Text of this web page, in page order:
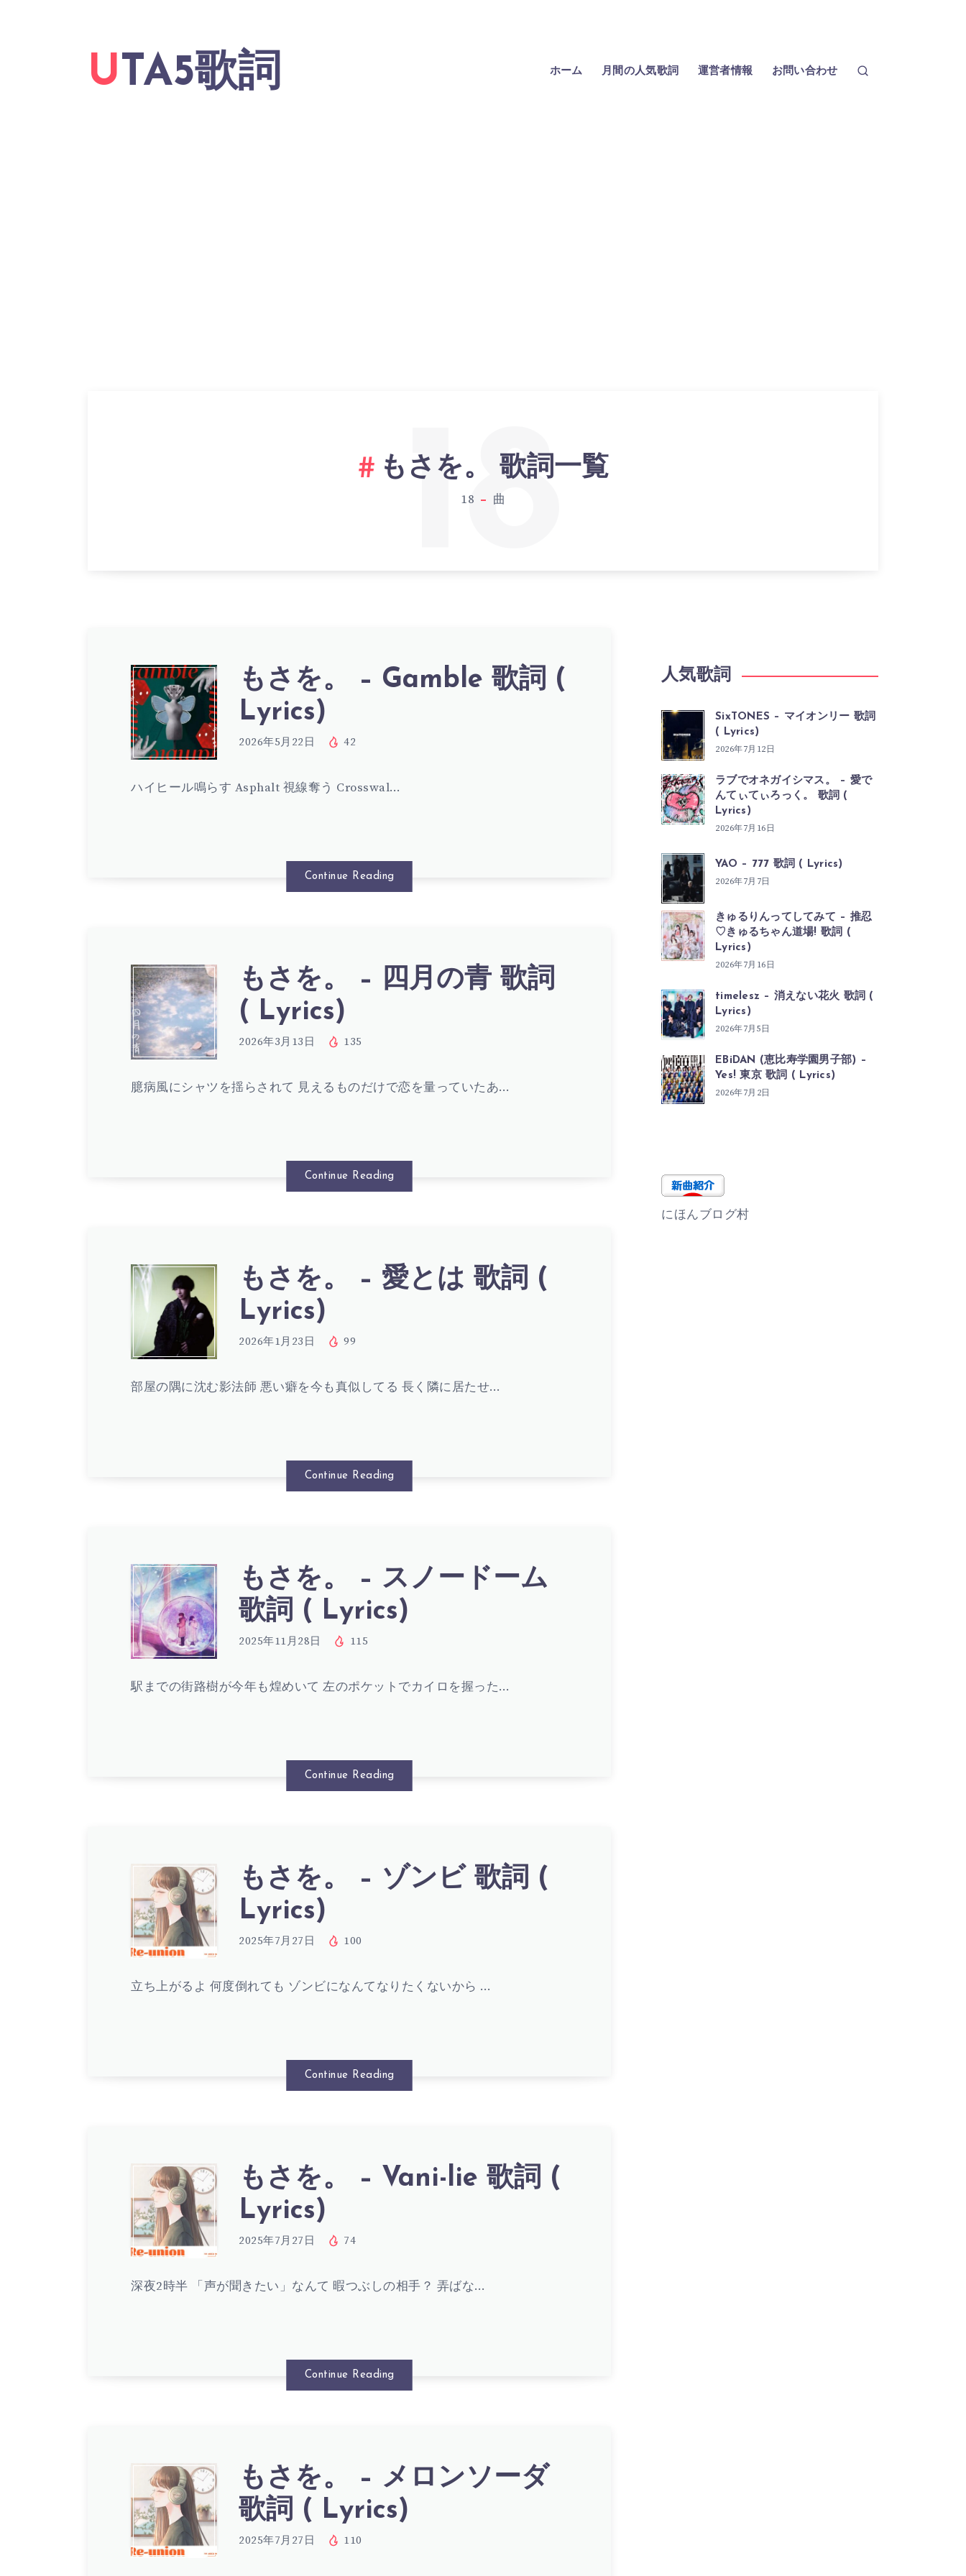
UTA5歌詞 ホーム 月間の人気歌詞 運営者情報 お問い合わせ
もさを。 歌詞一覧
18 曲
18
も
さ
歌
詞
(
LYRICS)
もさを。 – Gamble 歌詞 (
Lyrics)
2026年5月22日 42
ハイヒール鳴らす Asphalt 視線奪う Crosswal…
Continue Reading
も
さ
月
の
青
(
LYRICS)
もさを。 – 四月の青 歌詞
( Lyrics)
2026年3月13日 135
臆病風にシャツを揺らされて 見えるものだけで恋を量っていたあ…
Continue Reading
も
さ
と
は
歌
LYRICS)
もさを。 – 愛とは 歌詞 (
Lyrics)
2026年1月23日 99
部屋の隅に沈む影法師 悪い癖を今も真似してる 長く隣に居たせ…
Continue Reading
も
さ
ノ
ー
ド
歌
詞
(
LYRICS)
もさを。 – スノードーム
歌詞 ( Lyrics)
2025年11月28日 115
駅までの街路樹が今年も煌めいて 左のポケットでカイロを握った…
Continue Reading
も
さ
ン
ビ
歌
LYRICS)
もさを。 – ゾンビ 歌詞 (
Lyrics)
2025年7月27日 100
立ち上がるよ 何度倒れても ゾンビになんてなりたくないから …
Continue Reading
も
さ
LIE
歌
もさを。 – Vani-lie 歌詞 (
Lyrics)
2025年7月27日 74
深夜2時半 「声が聞きたい」なんて 暇つぶしの相手？ 弄ばな…
Continue Reading
も
さ
もさを。 – メロンソーダ
歌詞 ( Lyrics)
2025年7月27日 110
人気歌詞
SixTONES – マイオンリー 歌詞
( Lyrics)
2026年7月12日
ラブでオネガイシマス。 – 愛で
んてぃてぃろっく。 歌詞 (
Lyrics)
2026年7月16日
YAO – 777 歌詞 ( Lyrics)
2026年7月7日
きゅるりんってしてみて – 推忍
♡きゅるちゃん道場! 歌詞 (
Lyrics)
2026年7月16日
timelesz – 消えない花火 歌詞 (
Lyrics)
2026年7月5日
EBiDAN (恵比寿学園男子部) –
Yes! 東京 歌詞 ( Lyrics)
2026年7月2日
にほんブログ村